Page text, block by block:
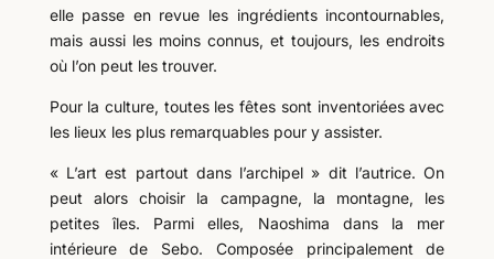
elle passe en revue les ingrédients incontournables,
mais aussi les moins connus, et toujours, les endroits
où l’on peut les trouver.
Pour la culture, toutes les fêtes sont inventoriées avec
les lieux les plus remarquables pour y assister.
« L’art est partout dans l’archipel » dit l’autrice. On
peut alors choisir la campagne, la montagne, les
petites îles. Parmi elles, Naoshima dans la mer
intérieure de Sebo. Composée principalement de